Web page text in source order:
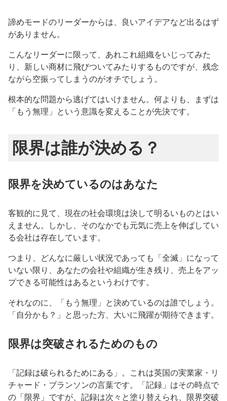
諦めモードのリーダーからは、良いアイデアなど出るはず
がありません。
こんなリーダーに限って、あれこれ組織をいじってみた
り、新しい商材に飛びついてみたりするものですが、残念
ながら空振ってしまうのがオチでしょう。
根本的な問題から逃げてはいけません。何よりも、まずは
「もう無理」という意識を変えることが先決です。
限界は誰が決める？
限界を決めているのはあなた
客観的に見て、現在の社会環境は決して明るいものとはい
えません。しかし、そのなかでも元気に売上を伸ばしてい
る会社は存在しています。
つまり、どんなに厳しい状況であっても「全滅」になって
いない限り、あなたの会社や組織が生き残り、売上をアッ
プできる可能性はあるというわけです。
それなのに、「もう無理」と決めているのは誰でしょう。
「自分かも？」と思った方、大いに飛躍が期待できます。
限界は突破されるためのもの
「記録は破られるためにある」。これは英国の実業家・リ
チャード・ブランソンの言葉です。「記録」はその時点で
の「限界」ですが、記録は次々と塗り替えられ、限界突破